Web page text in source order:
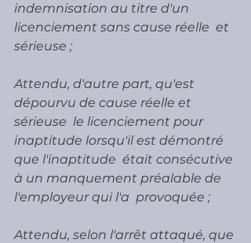
indemnisation au titre d'un
licenciement sans cause réelle  et
sérieuse ;
Attendu, d'autre part, qu'est
dépourvu de cause réelle et
sérieuse  le licenciement pour
inaptitude lorsqu'il est démontré
que l'inaptitude  était consécutive
à un manquement préalable de
l'employeur qui l'a  provoquée ;
Attendu, selon l'arrêt attaqué, que